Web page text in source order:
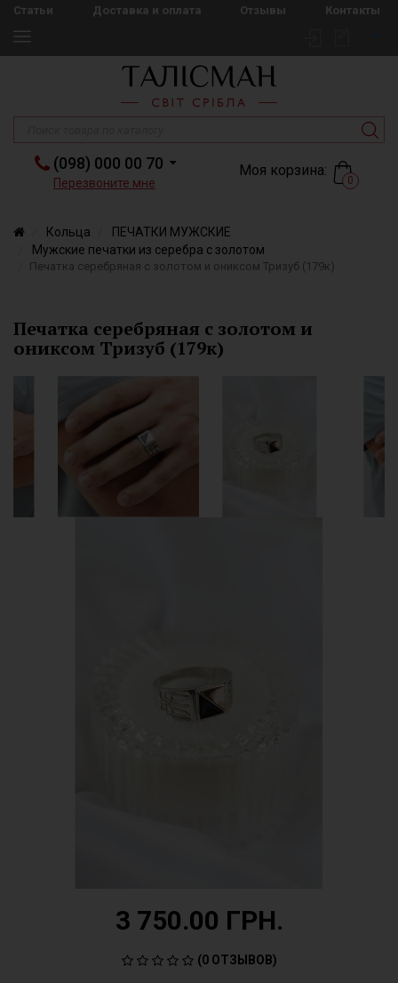
Статьи Доставка и оплата Отзывы Контакты
(098) 000 00 70
Перезвоните мне
Моя корзина:
0
Кольца
ПЕЧАТКИ МУЖСКИЕ
Мужские печатки из серебра с золотом
Печатка серебряная с золотом и ониксом Тризуб (179к)
Печатка серебряная с золотом и
ониксом Тризуб (179к)
3 750.00 ГРН.
(0 ОТЗЫВОВ)